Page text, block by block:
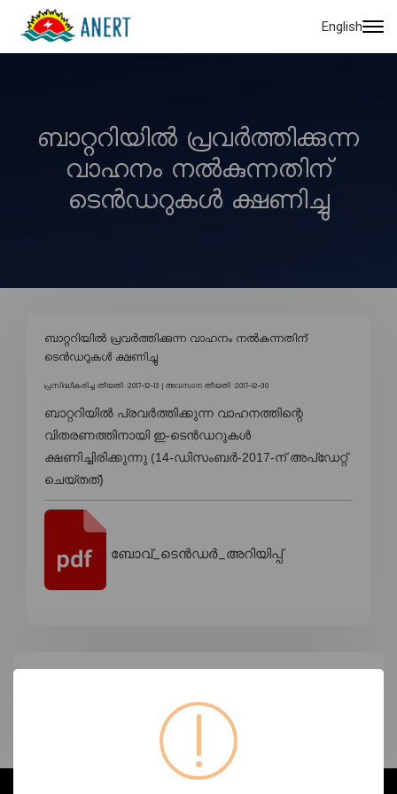
English
ബാറ്ററിയിൽ പ്രവർത്തിക്കുന്ന
വാഹനം നൽകുന്നതിന്
ടെൻഡറുകൾ ക്ഷണിച്ചു
ബാറ്ററിയിൽ പ്രവർത്തിക്കുന്ന വാഹനം നൽകുന്നതിന്
ടെൻഡറുകൾ ക്ഷണിച്ചു
പ്രസിദ്ധീകരിച്ച തീയതി :2017-12-13 | അവസാന തീയതി :2017-12-30
ബാറ്ററിയിൽ പ്രവർത്തിക്കുന്ന വാഹനത്തിന്റെ
വിതരണത്തിനായി ഇ-ടെൻഡറുകൾ
ക്ഷണിച്ചിരിക്കുന്നു (14-ഡിസംബർ-2017-ന് അപ്ഡേറ്റ്
ചെയ്തത്)
ബോവ്_ടെൻഡർ_അറിയിപ്പ്